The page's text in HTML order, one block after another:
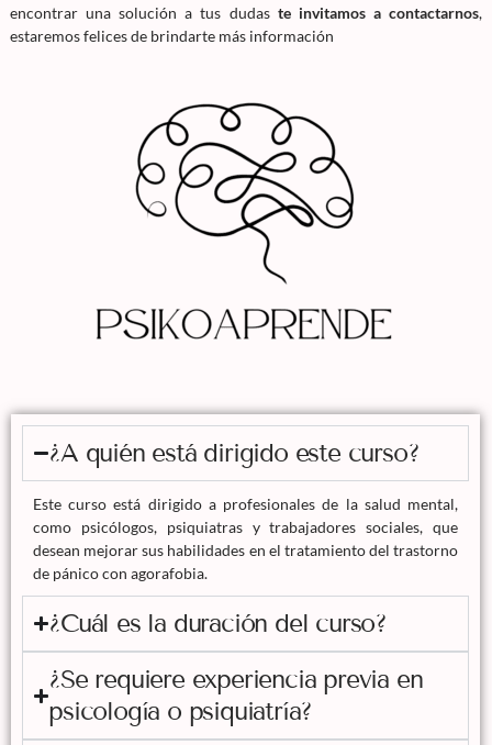
encontrar una solución a tus dudas te invitamos a contactarnos,
estaremos felices de brindarte más información
¿A quién está dirigido este curso?
Este curso está dirigido a profesionales de la salud mental,
como psicólogos, psiquiatras y trabajadores sociales, que
desean mejorar sus habilidades en el tratamiento del trastorno
de pánico con agorafobia.
¿Cuál es la duración del curso?
¿Se requiere experiencia previa en
psicología o psiquiatría?